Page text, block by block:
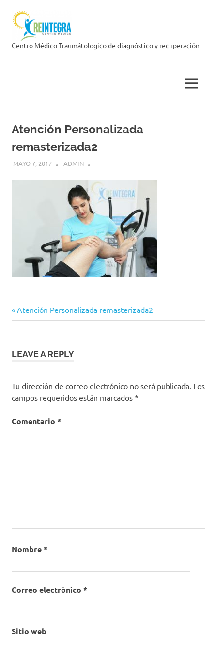
content
Médico
Centro Médico Traumátologico de diagnóstico y recuperación
MENU
Atención Personalizada
remasterizada2
MAYO 7, 2017 ADMIN
Navegación
entradas
Previous
Post:
Atención Personalizada remasterizada2
LEAVE A REPLY
Tu dirección de correo electrónico no será publicada. Los
campos requeridos están marcados *
Comentario *
Nombre*
Correo electrónico *
Sitio web